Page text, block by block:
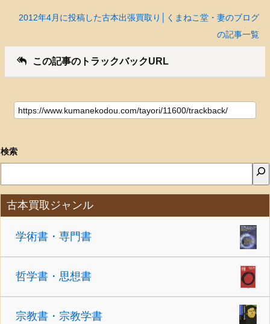
2012年4月に投稿した古本出張買取り│くまねこ堂・妻のブログ
の記事一覧
この記事のトラックバックURL
検索
古本買取ジャンル
学術書・専門書
哲学書・思想書
宗教書・宗教学書